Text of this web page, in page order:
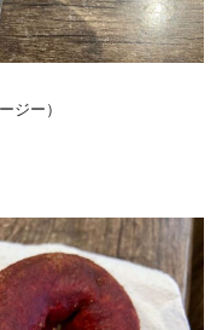
ジー）